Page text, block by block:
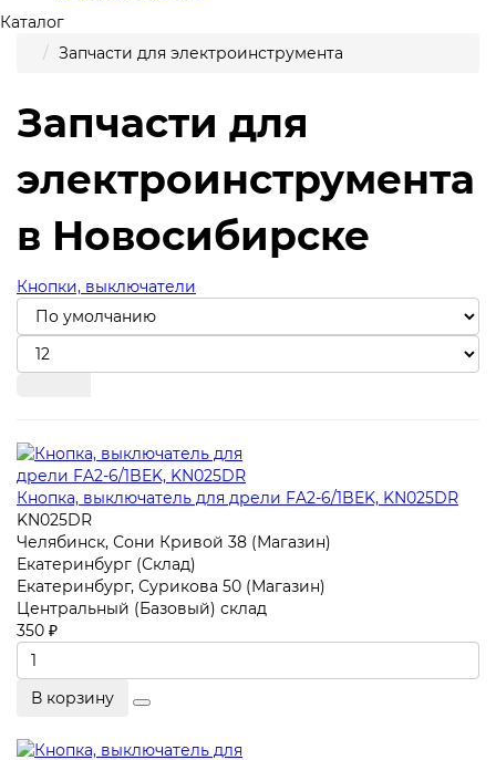
Каталог
Запчасти для электроинструмента
Запчасти для
электроинструмента
в Новосибирске
Кнопки, выключатели
Кнопка, выключатель для дрели FA2-6/1BEK, KN025DR
KN025DR
Челябинск, Сони Кривой 38 (Магазин)
Екатеринбург (Склад)
Екатеринбург, Сурикова 50 (Магазин)
Центральный (Базовый) склад
350 ₽
В корзину